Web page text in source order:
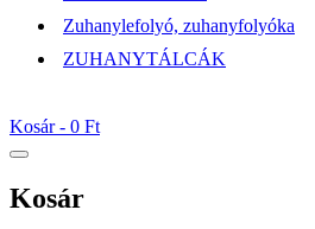
Zuhanylefolyó, zuhanyfolyóka
ZUHANYTÁLCÁK
Kosár - 0 Ft
Kosár